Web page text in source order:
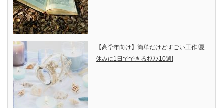
【高学年向け】簡単だけどすごい工作!夏
休みに1日でできるｵｽｽﾒ10選!